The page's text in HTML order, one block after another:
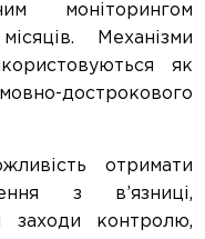
моніторингом
Механізми
як
дострокового
отримати
з в’язниці,
заходи контролю,